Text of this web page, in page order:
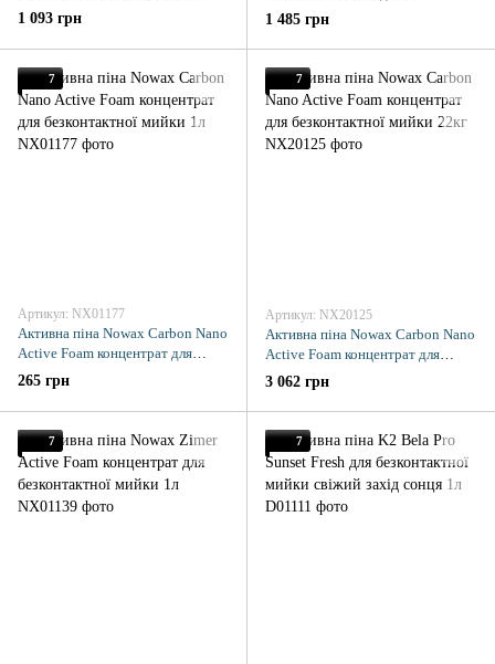
безконтактної мийки 5л
1 093 грн
безконтактної мийки 20кг
1 485 грн
7
Артикул: NX01177
Активна піна Nowax Carbon Nano
Active Foam концентрат для
безконтактної мийки 1л
265 грн
7
Артикул: NX20125
Активна піна Nowax Carbon Nano
Active Foam концентрат для
безконтактної мийки 22кг
3 062 грн
7 7